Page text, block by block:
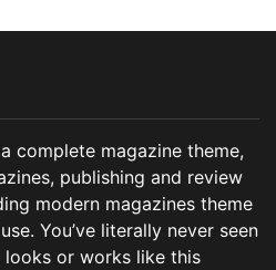
complete magazine theme,
publishing and review
modern magazines theme
You’ve literally never seen
or works like this